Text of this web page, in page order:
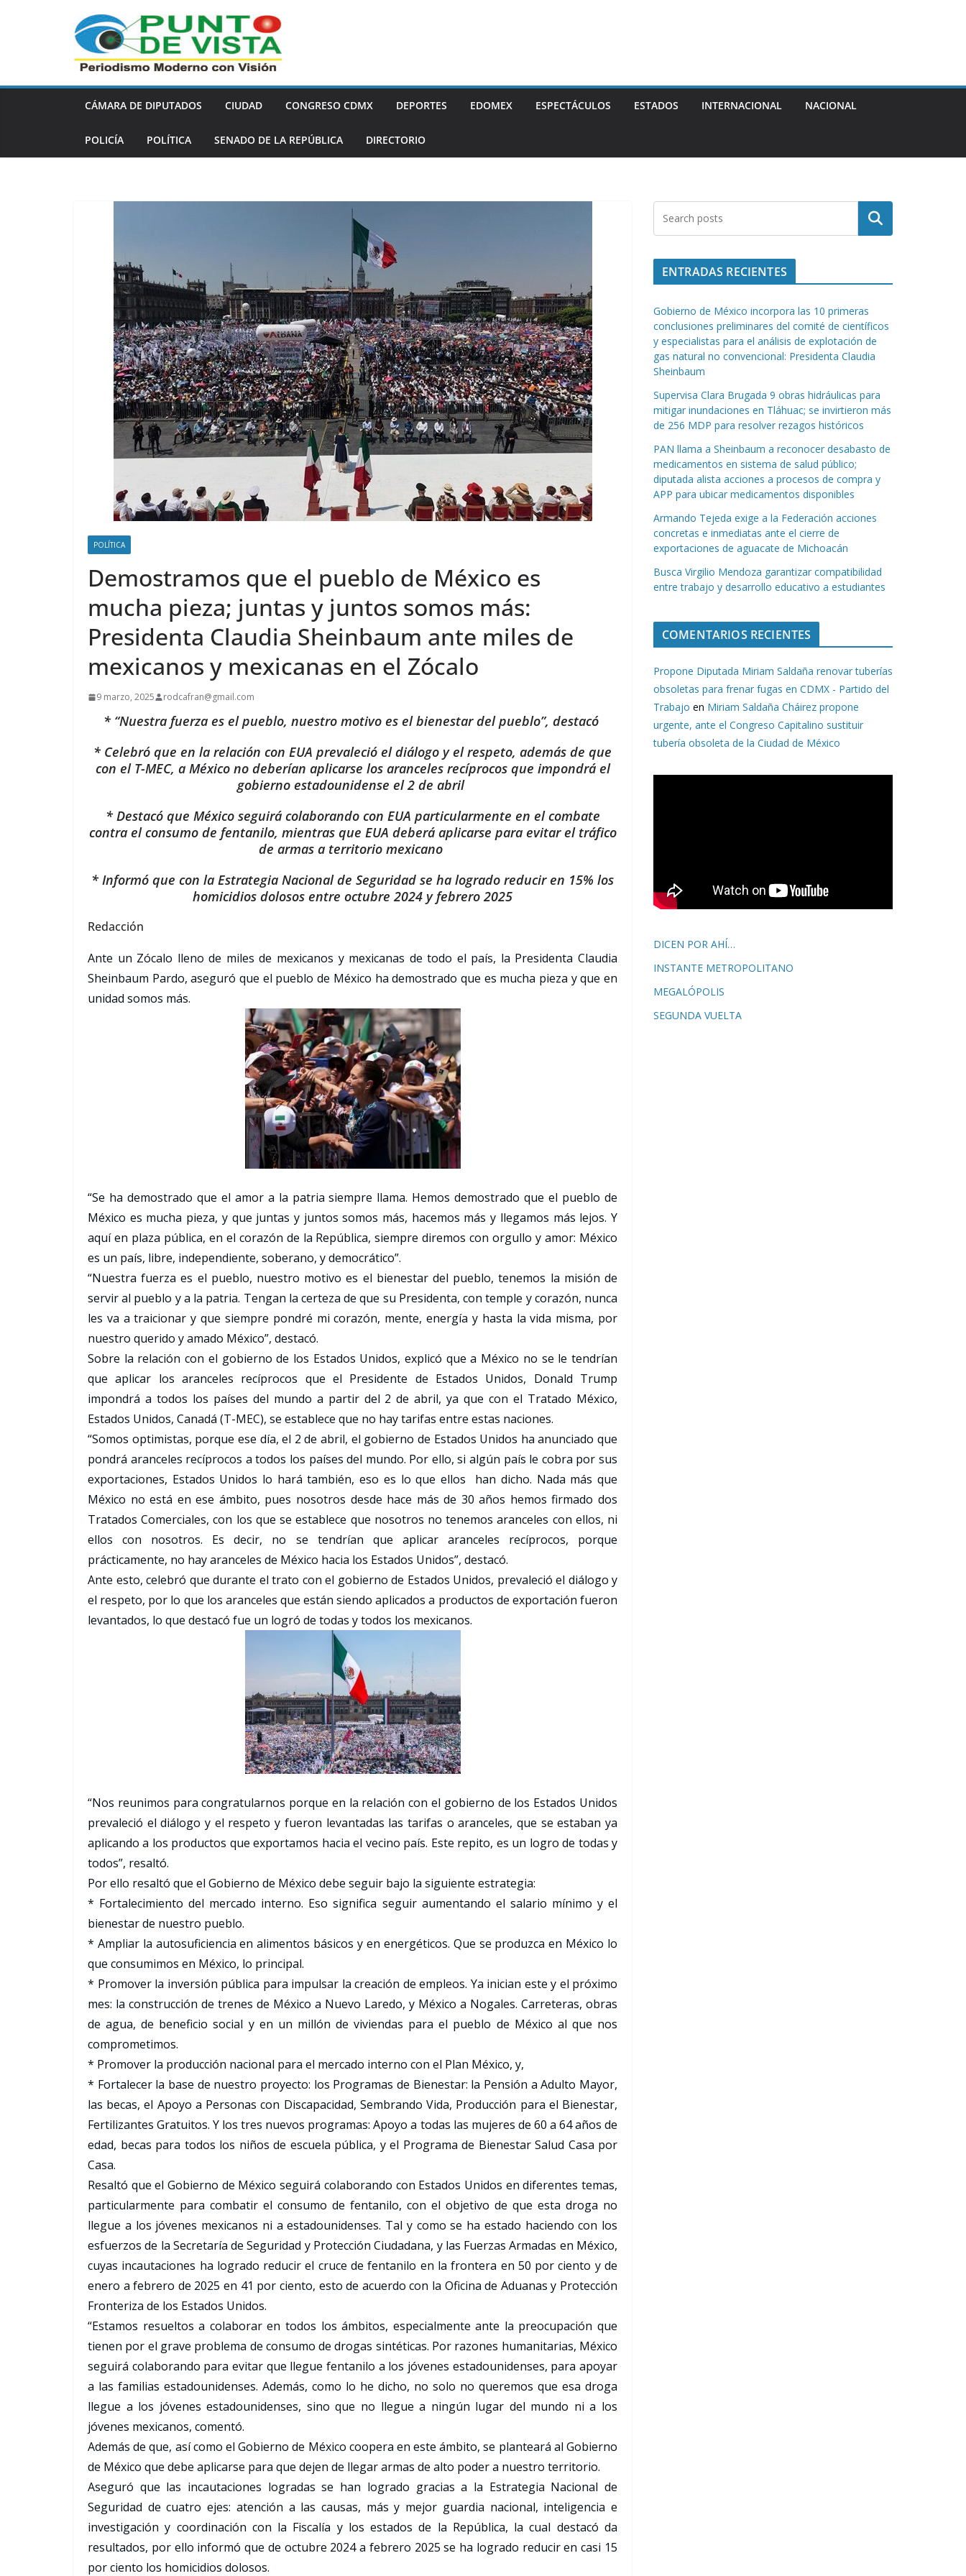
CÁMARA DE DIPUTADOS CIUDAD CONGRESO CDMX DEPORTES EDOMEX ESPECTÁCULOS ESTADOS INTERNACIONAL NACIONAL
POLICÍA POLÍTICA SENADO DE LA REPÚBLICA DIRECTORIO
POLÍTICA
Demostramos que el pueblo de México es
mucha pieza; juntas y juntos somos más:
Presidenta Claudia Sheinbaum ante miles de
mexicanos y mexicanas en el Zócalo
9 marzo, 2025 rodcafran@gmail.com
* “Nuestra fuerza es el pueblo, nuestro motivo es el bienestar del pueblo”, destacó
* Celebró que en la relación con EUA prevaleció el diálogo y el respeto, además de que
con el T-MEC, a México no deberían aplicarse los aranceles recíprocos que impondrá el
gobierno estadounidense el 2 de abril
* Destacó que México seguirá colaborando con EUA particularmente en el combate
contra el consumo de fentanilo, mientras que EUA deberá aplicarse para evitar el tráfico
de armas a territorio mexicano
* Informó que con la Estrategia Nacional de Seguridad se ha logrado reducir en 15% los
homicidios dolosos entre octubre 2024 y febrero 2025
Redacción
Ante un Zócalo lleno de miles de mexicanos y mexicanas de todo el país, la Presidenta Claudia
Sheinbaum Pardo, aseguró que el pueblo de México ha demostrado que es mucha pieza y que en
unidad somos más.
“Se ha demostrado que el amor a la patria siempre llama. Hemos demostrado que el pueblo de
México es mucha pieza, y que juntas y juntos somos más, hacemos más y llegamos más lejos. Y
aquí en plaza pública, en el corazón de la República, siempre diremos con orgullo y amor: México
es un país, libre, independiente, soberano, y democrático”.
“Nuestra fuerza es el pueblo, nuestro motivo es el bienestar del pueblo, tenemos la misión de
servir al pueblo y a la patria. Tengan la certeza de que su Presidenta, con temple y corazón, nunca
les va a traicionar y que siempre pondré mi corazón, mente, energía y hasta la vida misma, por
nuestro querido y amado México”, destacó.
Sobre la relación con el gobierno de los Estados Unidos, explicó que a México no se le tendrían
que aplicar los aranceles recíprocos que el Presidente de Estados Unidos, Donald Trump
impondrá a todos los países del mundo a partir del 2 de abril, ya que con el Tratado México,
Estados Unidos, Canadá (T-MEC), se establece que no hay tarifas entre estas naciones.
“Somos optimistas, porque ese día, el 2 de abril, el gobierno de Estados Unidos ha anunciado que
pondrá aranceles recíprocos a todos los países del mundo. Por ello, si algún país le cobra por sus
exportaciones, Estados Unidos lo hará también, eso es lo que ellos han dicho. Nada más que
México no está en ese ámbito, pues nosotros desde hace más de 30 años hemos firmado dos
Tratados Comerciales, con los que se establece que nosotros no tenemos aranceles con ellos, ni
ellos con nosotros. Es decir, no se tendrían que aplicar aranceles recíprocos, porque
prácticamente, no hay aranceles de México hacia los Estados Unidos”, destacó.
Ante esto, celebró que durante el trato con el gobierno de Estados Unidos, prevaleció el diálogo y
el respeto, por lo que los aranceles que están siendo aplicados a productos de exportación fueron
levantados, lo que destacó fue un logró de todas y todos los mexicanos.
“Nos reunimos para congratularnos porque en la relación con el gobierno de los Estados Unidos
prevaleció el diálogo y el respeto y fueron levantadas las tarifas o aranceles, que se estaban ya
aplicando a los productos que exportamos hacia el vecino país. Este repito, es un logro de todas y
todos”, resaltó.
Por ello resaltó que el Gobierno de México debe seguir bajo la siguiente estrategia:
* Fortalecimiento del mercado interno. Eso significa seguir aumentando el salario mínimo y el
bienestar de nuestro pueblo.
* Ampliar la autosuficiencia en alimentos básicos y en energéticos. Que se produzca en México lo
que consumimos en México, lo principal.
* Promover la inversión pública para impulsar la creación de empleos. Ya inician este y el próximo
mes: la construcción de trenes de México a Nuevo Laredo, y México a Nogales. Carreteras, obras
de agua, de beneficio social y en un millón de viviendas para el pueblo de México al que nos
comprometimos.
* Promover la producción nacional para el mercado interno con el Plan México, y,
* Fortalecer la base de nuestro proyecto: los Programas de Bienestar: la Pensión a Adulto Mayor,
las becas, el Apoyo a Personas con Discapacidad, Sembrando Vida, Producción para el Bienestar,
Fertilizantes Gratuitos. Y los tres nuevos programas: Apoyo a todas las mujeres de 60 a 64 años de
edad, becas para todos los niños de escuela pública, y el Programa de Bienestar Salud Casa por
Casa.
Resaltó que el Gobierno de México seguirá colaborando con Estados Unidos en diferentes temas,
particularmente para combatir el consumo de fentanilo, con el objetivo de que esta droga no
llegue a los jóvenes mexicanos ni a estadounidenses. Tal y como se ha estado haciendo con los
esfuerzos de la Secretaría de Seguridad y Protección Ciudadana, y las Fuerzas Armadas en México,
cuyas incautaciones ha logrado reducir el cruce de fentanilo en la frontera en 50 por ciento y de
enero a febrero de 2025 en 41 por ciento, esto de acuerdo con la Oficina de Aduanas y Protección
Fronteriza de los Estados Unidos.
“Estamos resueltos a colaborar en todos los ámbitos, especialmente ante la preocupación que
tienen por el grave problema de consumo de drogas sintéticas. Por razones humanitarias, México
seguirá colaborando para evitar que llegue fentanilo a los jóvenes estadounidenses, para apoyar
a las familias estadounidenses. Además, como lo he dicho, no solo no queremos que esa droga
llegue a los jóvenes estadounidenses, sino que no llegue a ningún lugar del mundo ni a los
jóvenes mexicanos, comentó.
Además de que, así como el Gobierno de México coopera en este ámbito, se planteará al Gobierno
de México que debe aplicarse para que dejen de llegar armas de alto poder a nuestro territorio.
Aseguró que las incautaciones logradas se han logrado gracias a la Estrategia Nacional de
Seguridad de cuatro ejes: atención a las causas, más y mejor guardia nacional, inteligencia e
investigación y coordinación con la Fiscalía y los estados de la República, la cual destacó da
resultados, por ello informó que de octubre 2024 a febrero 2025 se ha logrado reducir en casi 15
por ciento los homicidios dolosos.
Buscar
ENTRADAS RECIENTES
Gobierno de México incorpora las 10 primeras
conclusiones preliminares del comité de científicos
y especialistas para el análisis de explotación de
gas natural no convencional: Presidenta Claudia
Sheinbaum
Supervisa Clara Brugada 9 obras hidráulicas para
mitigar inundaciones en Tláhuac; se invirtieron más
de 256 MDP para resolver rezagos históricos
PAN llama a Sheinbaum a reconocer desabasto de
medicamentos en sistema de salud público;
diputada alista acciones a procesos de compra y
APP para ubicar medicamentos disponibles
Armando Tejeda exige a la Federación acciones
concretas e inmediatas ante el cierre de
exportaciones de aguacate de Michoacán
Busca Virgilio Mendoza garantizar compatibilidad
entre trabajo y desarrollo educativo a estudiantes
COMENTARIOS RECIENTES
Propone Diputada Miriam Saldaña renovar tuberías
obsoletas para frenar fugas en CDMX - Partido del
Trabajo en Miriam Saldaña Cháirez propone
urgente, ante el Congreso Capitalino sustituir
tubería obsoleta de la Ciudad de México
DICEN POR AHÍ…
INSTANTE METROPOLITANO
MEGALÓPOLIS
SEGUNDA VUELTA